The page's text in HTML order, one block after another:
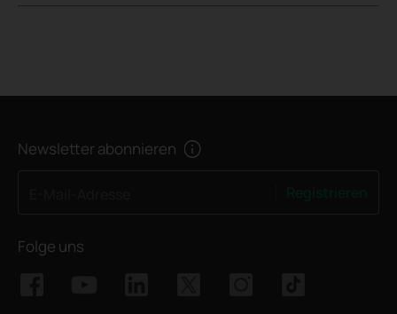
Newsletter abonnieren
Folge uns